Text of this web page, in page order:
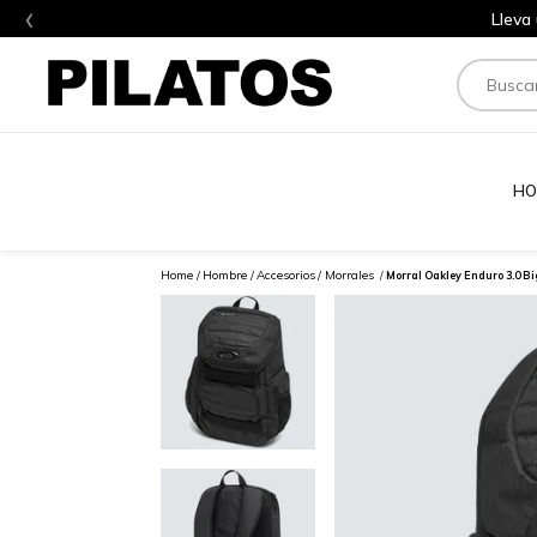
‹
Buscar
Hombre Accesorios Morrales Morral Oakley Enduro 3.0